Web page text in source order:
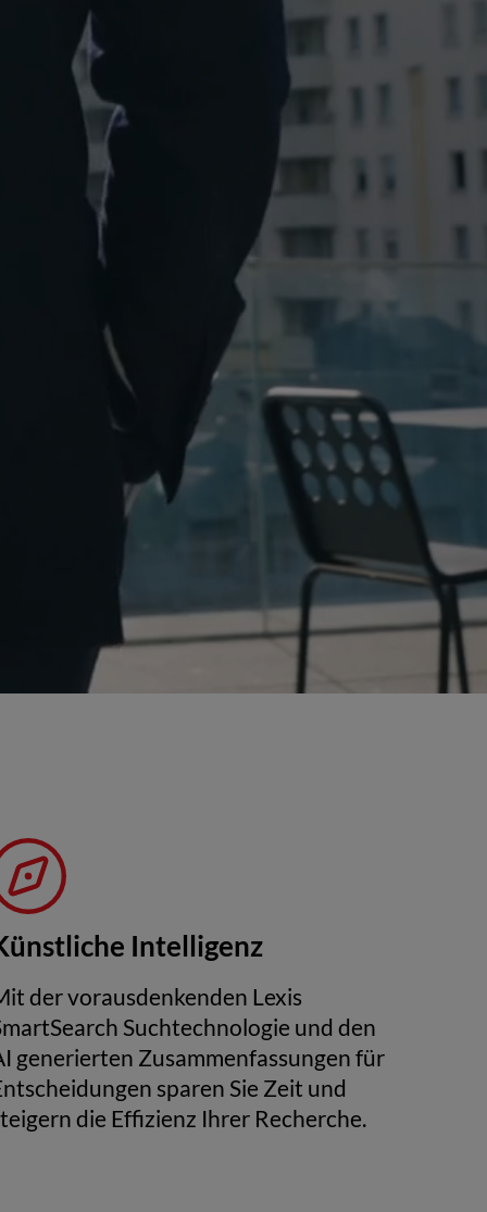
Intelligenz
der vorausdenkenden Lexis
Suchtechnologie und den
generierten Zusammenfassungen für
sparen Sie Zeit und
die Effizienz Ihrer Recherche.